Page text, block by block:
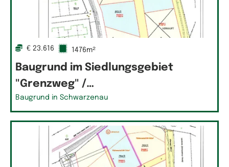
€ 23.616 1476m²
Baugrund im Siedlungsgebiet
"Grenzweg" /…
Baugrund in Schwarzenau